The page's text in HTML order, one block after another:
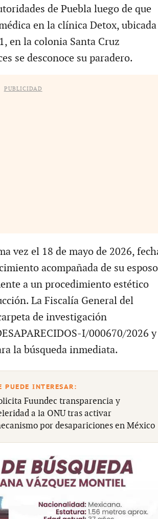
de Puebla luego de que
en la clínica Detox, ubicada
en la colonia Santa Cruz
se desconoce su paradero.
PUBLICIDAD
vez el 18 de mayo de 2026,
acompañada de su esposo
a un procedimiento estético
La Fiscalía General del
de investigación
I/000670/2026 y
la búsqueda inmediata.
Fuundec transparencia y
a la ONU tras activar
por desapariciones en México